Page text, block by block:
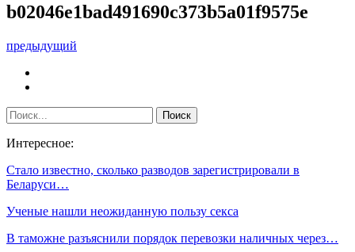
b02046e1bad491690c373b5a01f9575e
предыдущий
Интересное:
Стало известно, сколько разводов зарегистрировали в
Беларуси…
Ученые нашли неожиданную пользу секса
В таможне разъяснили порядок перевозки наличных через…